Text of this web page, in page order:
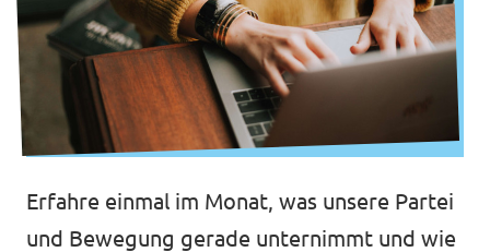
Erfahre einmal im Monat, was unsere Partei
und Bewegung gerade unternimmt und wie